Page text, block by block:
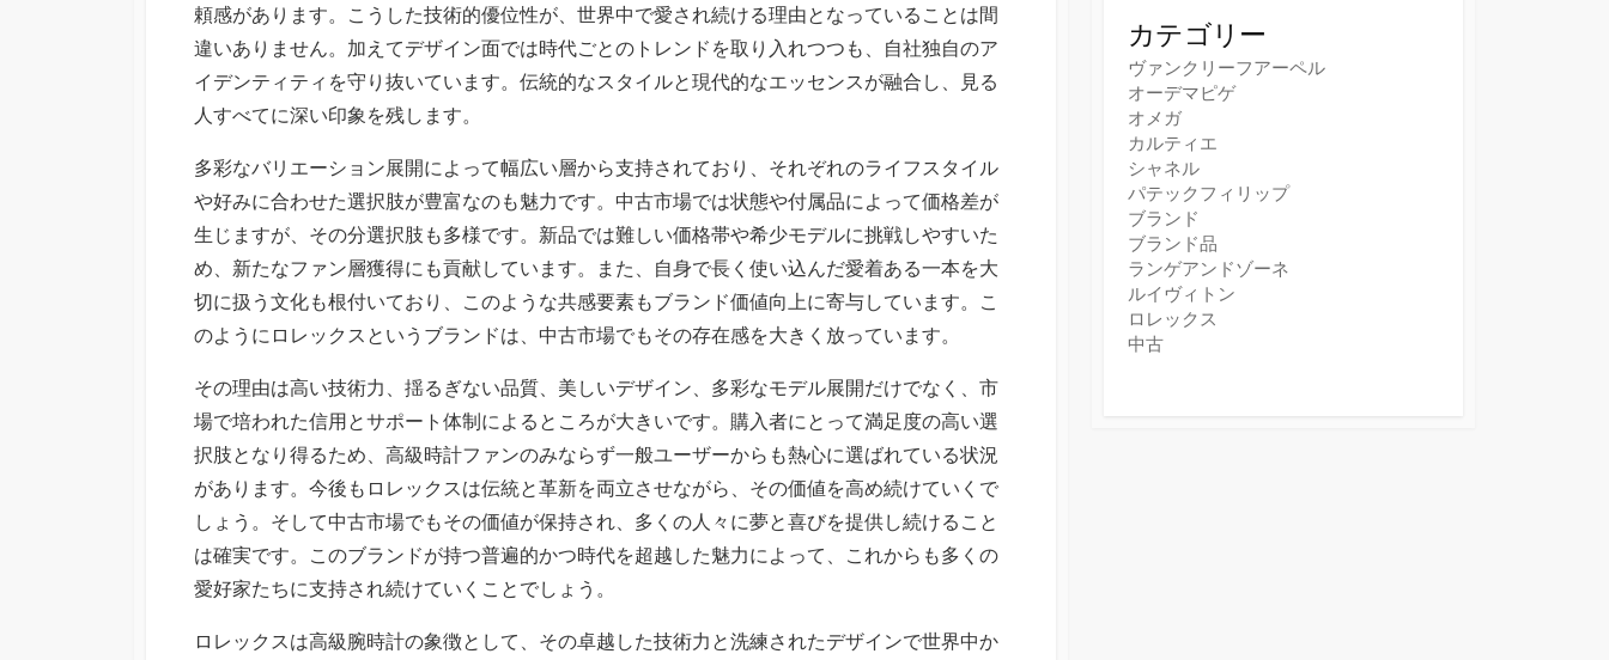
頼感があります。こうした技術的優位性が、世界中で愛され続ける理由となっていることは間
違いありません。加えてデザイン面では時代ごとのトレンドを取り入れつつも、自社独自のア
イデンティティを守り抜いています。伝統的なスタイルと現代的なエッセンスが融合し、見る
人すべてに深い印象を残します。
多彩なバリエーション展開によって幅広い層から支持されており、それぞれのライフスタイル
や好みに合わせた選択肢が豊富なのも魅力です。中古市場では状態や付属品によって価格差が
生じますが、その分選択肢も多様です。新品では難しい価格帯や希少モデルに挑戦しやすいた
め、新たなファン層獲得にも貢献しています。また、自身で長く使い込んだ愛着ある一本を大
切に扱う文化も根付いており、このような共感要素もブランド価値向上に寄与しています。こ
のようにロレックスというブランドは、中古市場でもその存在感を大きく放っています。
その理由は高い技術力、揺るぎない品質、美しいデザイン、多彩なモデル展開だけでなく、市
場で培われた信用とサポート体制によるところが大きいです。購入者にとって満足度の高い選
択肢となり得るため、高級時計ファンのみならず一般ユーザーからも熱心に選ばれている状況
があります。今後もロレックスは伝統と革新を両立させながら、その価値を高め続けていくで
しょう。そして中古市場でもその価値が保持され、多くの人々に夢と喜びを提供し続けること
は確実です。このブランドが持つ普遍的かつ時代を超越した魅力によって、これからも多くの
愛好家たちに支持され続けていくことでしょう。
ロレックスは高級腕時計の象徴として、その卓越した技術力と洗練されたデザインで世界中か
カテゴリー
ヴァンクリーフアーペル
オーデマピゲ
オメガ
カルティエ
シャネル
パテックフィリップ
ブランド
ブランド品
ランゲアンドゾーネ
ルイヴィトン
ロレックス
中古